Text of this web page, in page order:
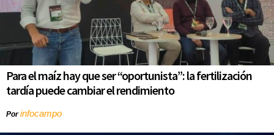
Para el maíz hay que ser “oportunista”: la fertilización
tardía puede cambiar el rendimiento
Porinfocampo